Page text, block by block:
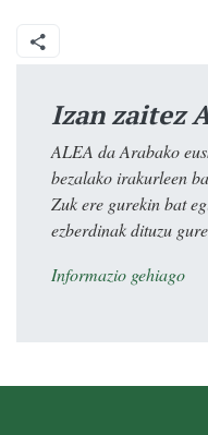
Izan zaitez
ALEA da Arabako
bezalako irakurleen
Zuk ere gurekin bat
ezberdinak dituzu
Informazio gehiago